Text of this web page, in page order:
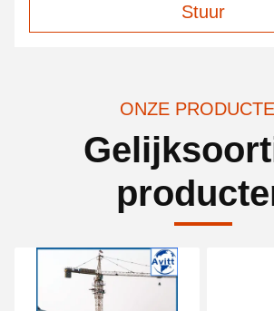
Stuur
ONZE